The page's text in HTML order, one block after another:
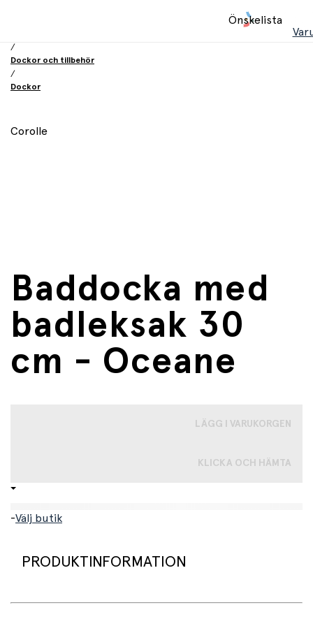
Önskelista
/
Dockor och tillbehör
/
Dockor
Corolle
Baddocka med
badleksak 30
cm - Oceane
LÄGG I VARUKORGEN
KLICKA OCH HÄMTA
-Välj butik
PRODUKTINFORMATION